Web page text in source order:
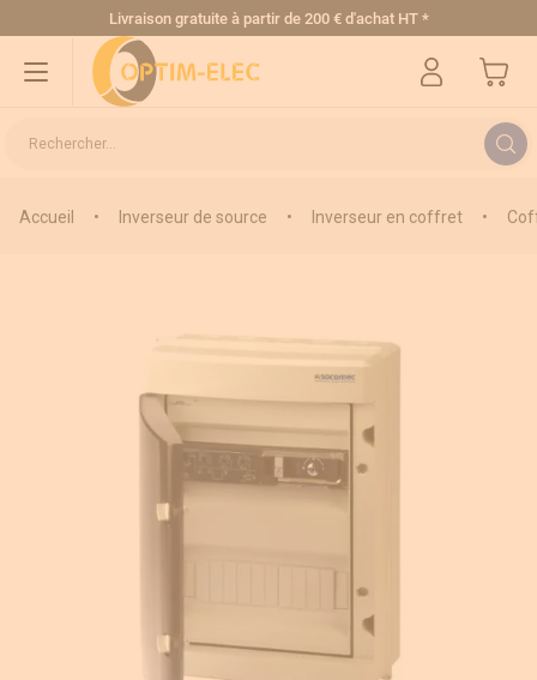
Allez au contenuLivraison gratuite à partir de 200 € d'achat HT *
Mon
Rechercher...
Accueil • Inverseur de source • Inverseur en coffret •